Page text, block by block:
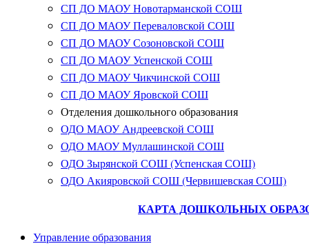
СП ДО МАОУ Новотарманской СОШ
СП ДО МАОУ Переваловской СОШ
СП ДО МАОУ Созоновской СОШ
СП ДО МАОУ Успенской СОШ
СП ДО МАОУ Чикчинской СОШ
СП ДО МАОУ Яровской СОШ
Отделения дошкольного образования
ОДО МАОУ Андреевской СОШ
ОДО МАОУ Муллашинской СОШ
ОДО Зырянской СОШ (Успенская СОШ)
ОДО Акияровской СОШ (Червишевская СОШ)
КАРТА ДОШКОЛЬНЫХ
Управление образования